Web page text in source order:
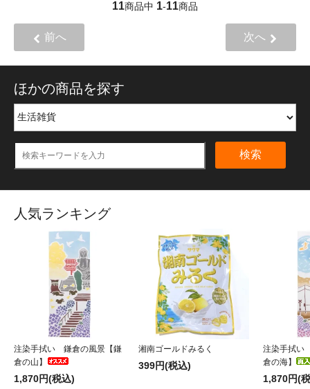
11商品中 1-11商品
前へ 次へ
ほかの商品を探す
検索
人気ランキング
注染手拭い 鎌倉の風景【鎌
倉の山】
1,870円(税込)
湘南ゴールドみるく
399円(税込)
注染手拭い
倉の海】
1,870円(